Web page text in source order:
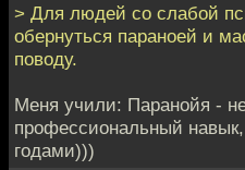
> Для людей со слабой
обернуться параноей и
поводу.
Меня учили: Паранойя -
профессиональный
годами)))